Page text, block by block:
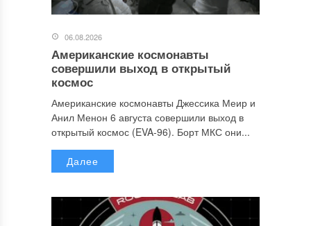
06.08.2026
Американские космонавты
совершили выход в открытый
космос
Американские космонавты Джессика Меир и
Анил Менон 6 августа совершили выход в
открытый космос (EVA-96). Борт МКС они...
Далее